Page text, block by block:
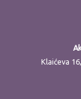
Klaićeva